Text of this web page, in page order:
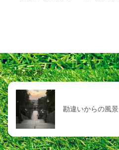
前の記事
勘違いからの風景